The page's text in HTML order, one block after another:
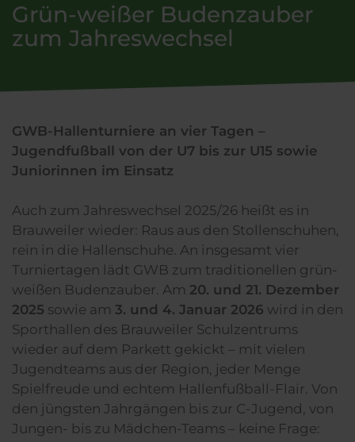
Grün-weißer Budenzauber
zum Jahreswechsel
GWB-Hallenturniere an vier Tagen –
Jugendfußball von der U7 bis zur U15 sowie
Juniorinnen im Einsatz
Auch zum Jahreswechsel 2025/26 heißt es in
Brauweiler wieder: Raus aus den Stollenschuhen,
rein in die Hallenschuhe. An insgesamt vier
Turniertagen lädt GWB zum traditionellen grün-
weißen Budenzauber. Am 20. und 21. Dezember
2025 sowie am 3. und 4. Januar 2026 wird in den
Sporthallen des Brauweiler Schulzentrums
wieder auf dem Parkett gekickt – mit vielen
Jugendteams aus der Region, jeder Menge
Spielfreude und echtem Hallenfußball-Flair. Von
den jüngsten Jahrgängen bis zur C-Jugend, von
Jungen- bis zu Mädchen-Teams – keine Frage: